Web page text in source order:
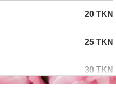
20 TKN
25 TKN
30 TKN